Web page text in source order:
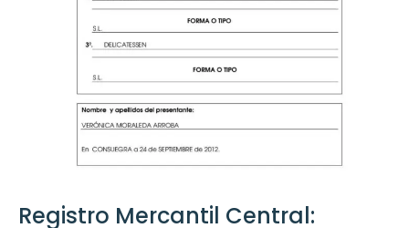
Registro Mercantil Central: